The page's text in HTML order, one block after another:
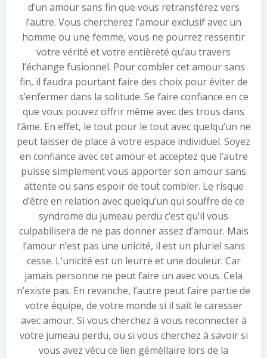
d’un amour sans fin que vous retransférez vers
l’autre. Vous chercherez l’amour exclusif avec un
homme ou une femme, vous ne pourrez ressentir
votre vérité et votre entièreté qu’au travers
l’échange fusionnel. Pour combler cet amour sans
fin, il faudra pourtant faire des choix pour éviter de
s’enfermer dans la solitude. Se faire confiance en ce
que vous pouvez offrir même avec des trous dans
l’âme. En effet, le tout pour le tout avec quelqu’un ne
peut laisser de place à votre espace individuel. Soyez
en confiance avec cet amour et acceptez que l’autre
puisse simplement vous apporter son amour sans
attente ou sans espoir de tout combler. Le risque
d’être en relation avec quelqu’un qui souffre de ce
syndrome du jumeau perdu c’est qu’il vous
culpabilisera de ne pas donner assez d’amour. Mais
l’amour n’est pas une unicité, il est un pluriel sans
cesse. L’unicité est un leurre et une douleur. Car
jamais personne ne peut faire un avec vous. Cela
n’existe pas. En revanche, l’autre peut faire partie de
votre équipe, de votre monde si il sait le caresser
avec amour. Si vous cherchez à vous reconnecter à
votre jumeau perdu, ou si vous cherchez à savoir si
vous avez vécu ce lien géméllaire lors de la